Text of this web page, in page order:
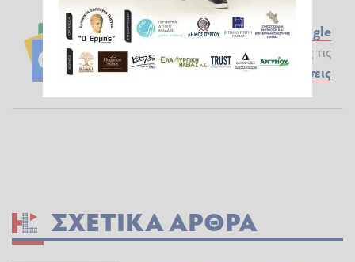
Ακολουθήστε το ilialive.gr στοGoogle
Newsκαι μάθετε πρώτοι όλες τις
Ειδήσεις
ΣΧΕΤΙΚΆ ΆΡΘΡΑ